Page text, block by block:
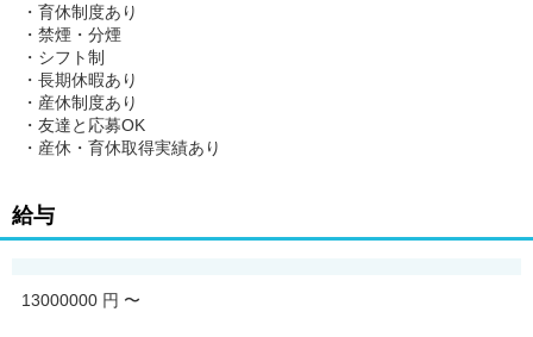
・育休制度あり
・禁煙・分煙
・シフト制
・長期休暇あり
・産休制度あり
・友達と応募OK
・産休・育休取得実績あり
給与
13000000 円 〜